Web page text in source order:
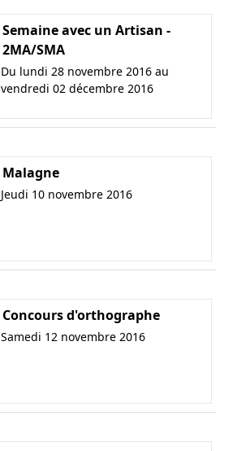
Semaine avec un Artisan -
2MA/SMA
Du lundi 28 novembre 2016 au
vendredi 02 décembre 2016
Malagne
Jeudi 10 novembre 2016
Concours d'orthographe
Samedi 12 novembre 2016